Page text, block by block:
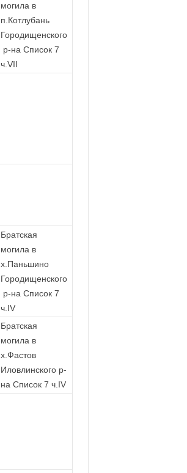
могила в
п.Котлубань
Городищенского
р-на Список 7
ч.VII
Братская
могила в
х.Паньшино
Городищенского
р-на Список 7
ч.IV
Братская
могила в
х.Фастов
Иловлинского р-
на Список 7 ч.IV